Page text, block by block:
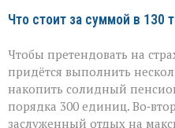
Что стоит за суммой в 130
Чтобы претендовать на
придётся выполнить
накопить солидный
порядка 300 единиц.
заслуженный отдых на